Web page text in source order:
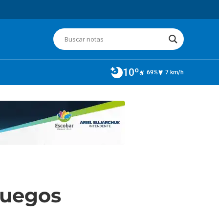
10º 69% 7 km/h